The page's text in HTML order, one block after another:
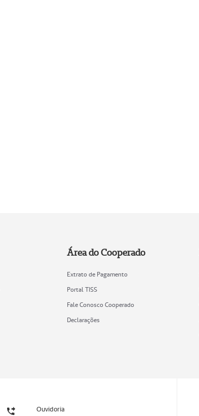
Área do Cooperado
Extrato de Pagamento
Portal TISS
Fale Conosco Cooperado
Declarações
Ouvidoria